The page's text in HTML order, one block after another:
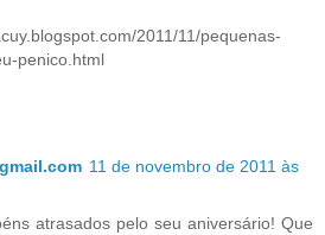
2011/11/pequenas-
penico.html
11 de novembro de 2011 às
atrasados pelo seu aniversário! Que